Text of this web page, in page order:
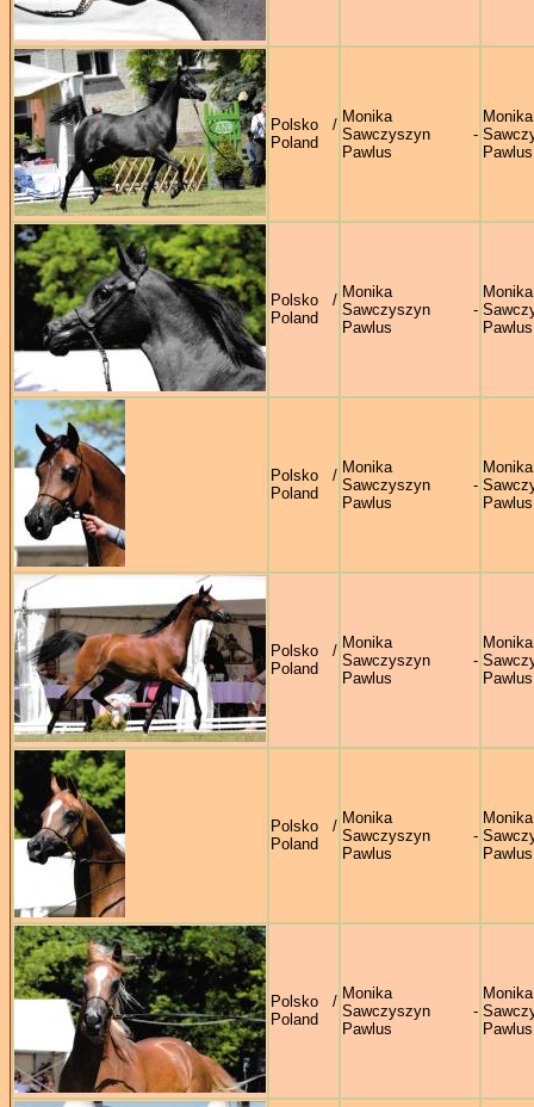
Polsko /
Poland
Monika
Sawczyszyn -
Pawlus
Monika
Pawlus
Polsko /
Poland
Monika
Sawczyszyn -
Pawlus
Monika
Pawlus
Polsko /
Poland
Monika
Sawczyszyn -
Pawlus
Monika
Pawlus
Polsko /
Poland
Monika
Sawczyszyn -
Pawlus
Monika
Pawlus
Polsko /
Poland
Monika
Sawczyszyn -
Pawlus
Monika
Pawlus
Polsko /
Poland
Monika
Sawczyszyn -
Pawlus
Monika
Pawlus